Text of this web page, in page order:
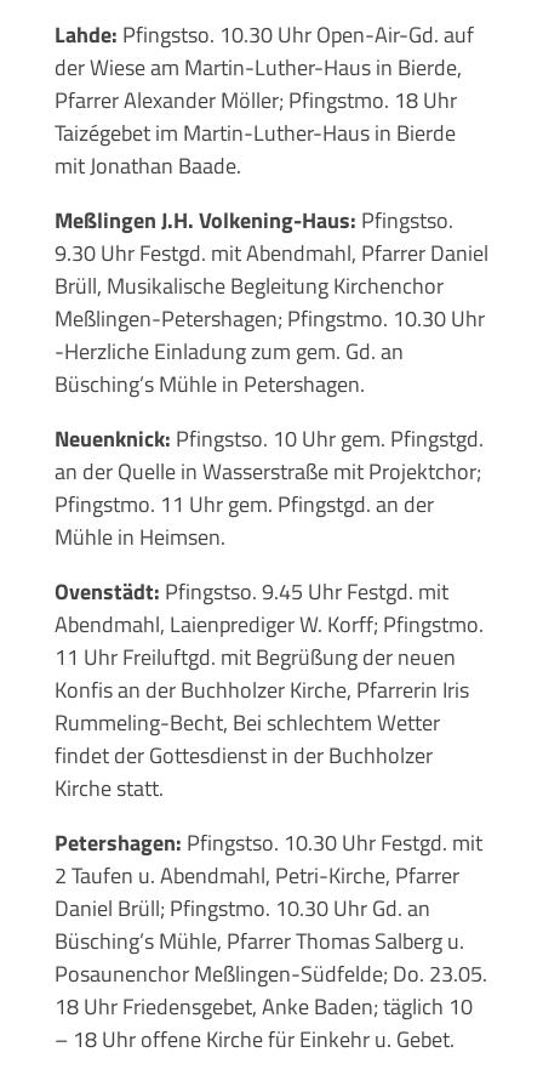
Lahde: Pfingstso. 10.30 Uhr Open-Air-Gd. auf
der Wiese am Martin-Luther-Haus in Bierde,
Pfarrer Alexander Möller; Pfingstmo. 18 Uhr
Taizégebet im Martin-Luther-Haus in Bierde
mit Jonathan Baade.
Meßlingen J.H. Volkening-Haus: Pfingstso.
9.30 Uhr Festgd. mit Abendmahl, Pfarrer Daniel
Brüll, Musikalische Begleitung Kirchenchor
Meßlingen-Petershagen; Pfingstmo. 10.30 Uhr
-Herzliche Einladung zum gem. Gd. an
Büsching’s Mühle in Petershagen.
Neuenknick: Pfingstso. 10 Uhr gem. Pfingstgd.
an der Quelle in Wasserstraße mit Projektchor;
Pfingstmo. 11 Uhr gem. Pfingstgd. an der
Mühle in Heimsen.
Ovenstädt: Pfingstso. 9.45 Uhr Festgd. mit
Abendmahl, Laienprediger W. Korff; Pfingstmo.
11 Uhr Freiluftgd. mit Begrüßung der neuen
Konfis an der Buchholzer Kirche, Pfarrerin Iris
Rummeling-Becht, Bei schlechtem Wetter
findet der Gottesdienst in der Buchholzer
Kirche statt.
Petershagen: Pfingstso. 10.30 Uhr Festgd. mit
2 Taufen u. Abendmahl, Petri-Kirche, Pfarrer
Daniel Brüll; Pfingstmo. 10.30 Uhr Gd. an
Büsching’s Mühle, Pfarrer Thomas Salberg u.
Posaunenchor Meßlingen-Südfelde; Do. 23.05.
18 Uhr Friedensgebet, Anke Baden; täglich 10
– 18 Uhr offene Kirche für Einkehr u. Gebet.